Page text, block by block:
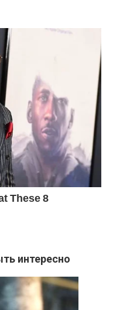
интересно